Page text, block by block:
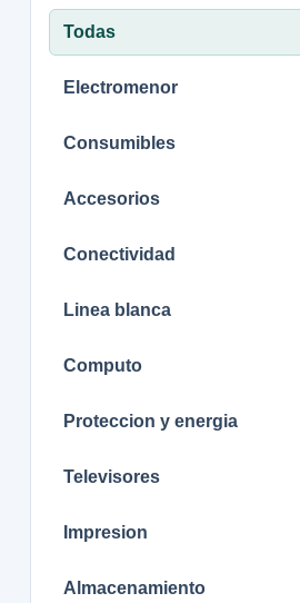
Todas
Electromenor
Consumibles
Accesorios
Conectividad
Linea blanca
Computo
Proteccion y energia
Televisores
Impresion
Almacenamiento